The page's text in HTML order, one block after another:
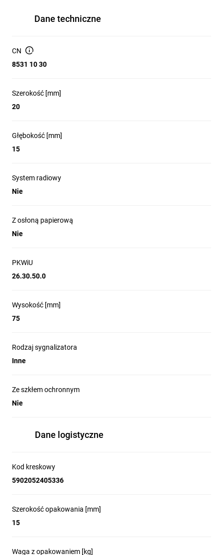
Dane techniczne
CN
8531 10 30
Szerokość [mm]
20
Głębokość [mm]
15
System radiowy
Nie
Z osłoną papierową
Nie
PKWiU
26.30.50.0
Wysokość [mm]
75
Rodzaj sygnalizatora
Inne
Ze szkłem ochronnym
Nie
Dane logistyczne
Kod kreskowy
5902052405336
Szerokość opakowania [mm]
15
Waga z opakowaniem [kg]